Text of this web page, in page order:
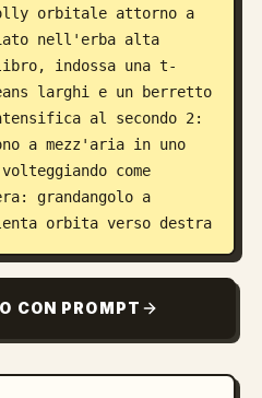
orbitale attorno a
nell'erba alta
indossa una t-
larghi e un berretto
al secondo 2:
a mezz'aria in uno
come
grandangolo a
orbita verso destra
CON PROMPT